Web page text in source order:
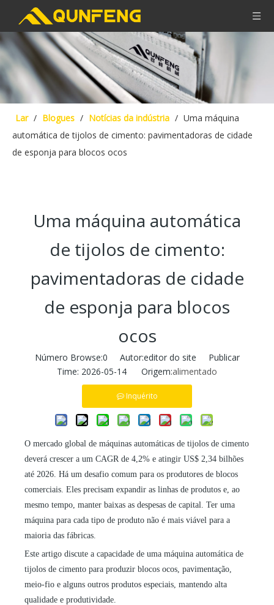
Lar / Blogues / Notícias da indústria / Uma máquina
automática de tijolos de cimento: pavimentadoras de cidade
de esponja para blocos ocos
Uma máquina automática
de tijolos de cimento:
pavimentadoras de cidade
de esponja para blocos
ocos
Número Browse:0 Autor:editor do site Publicar
Time: 2026-05-14 Origem:alimentado
Inquérito
O mercado global de máquinas automáticas de tijolos de cimento
deverá crescer a um CAGR de 4,2% e atingir US$ 2,34 bilhões
até 2026. Há um desafio comum para os produtores de blocos
comerciais. Eles precisam expandir as linhas de produtos e, ao
mesmo tempo, manter baixas as despesas de capital. Ter uma
máquina para cada tipo de produto não é mais viável para a
maioria das fábricas.
Este artigo discute a capacidade de uma máquina automática de
tijolos de cimento para produzir blocos ocos, pavimentação,
meio-fio e alguns outros produtos especiais, mantendo alta
qualidade e produtividade.